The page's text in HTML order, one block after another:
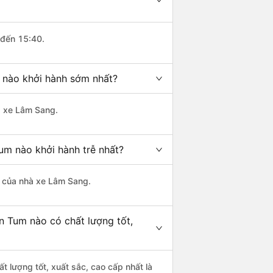
15:40.
khởi hành sớm nhất?
Lâm Sang.
nào khởi hành trễ nhất?
nhà xe Lâm Sang.
Tum nào có chất lượng tốt,
lượng tốt, xuất sắc, cao cấp nhất là